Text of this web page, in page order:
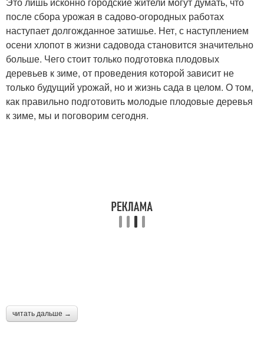
после сбора урожая в садово-огородных работах
наступает долгожданное затишье. Нет, с наступлением
осени хлопот в жизни садовода становится значительно
больше. Чего стоит только подготовка плодовых
деревьев к зиме, от проведения которой зависит не
только будущий урожай, но и жизнь сада в целом. О том,
как правильно подготовить молодые плодовые деревья
к зиме, мы и поговорим сегодня.
читать дальше →